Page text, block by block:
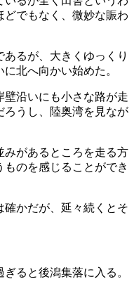
どでもなく、微妙な賑わ
るが、大きくゆっくり
北へ向かい始めた。
壁沿いにも小さな路が走
ろうし、陸奥湾を見なが
みがあるところを走る方
のを感じることができ
かだが、延々続くとそ
ると後潟集落に入る。